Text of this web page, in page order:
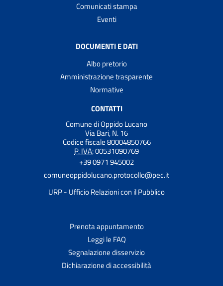
Comunicati stampa
Eventi
DOCUMENTI E DATI
Albo pretorio
Amministrazione trasparente
Normative
CONTATTI
Comune di Oppido Lucano
Via Bari, N. 16
Codice fiscale 80004850766
P. IVA:00531090769
+39 0971 945002
comuneoppidolucano.protocollo@pec.it
URP - Ufficio Relazioni con il Pubblico
Prenota appuntamento
Leggi le FAQ
Segnalazione disservizio
Dichiarazione di accessibilità